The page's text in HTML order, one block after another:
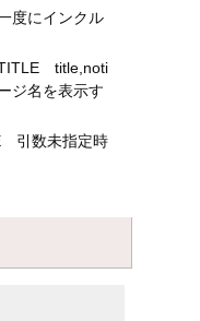
度にインクル
title,noti
ジ名を表示す
引数未指定時